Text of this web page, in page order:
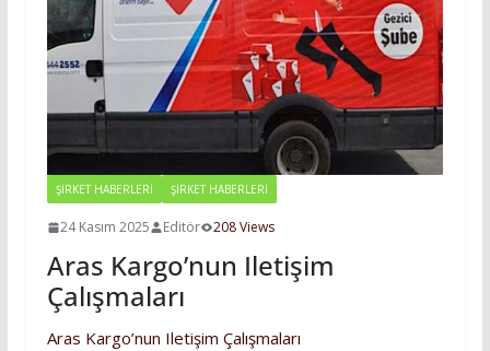
ŞIRKET HABERLERI ŞİRKET HABERLERİ
24 Kasım 2025 Editör 208 Views
Aras Kargo’nun Iletişim
Çalışmaları
Aras Kargo’nun Iletişim Çalışmaları